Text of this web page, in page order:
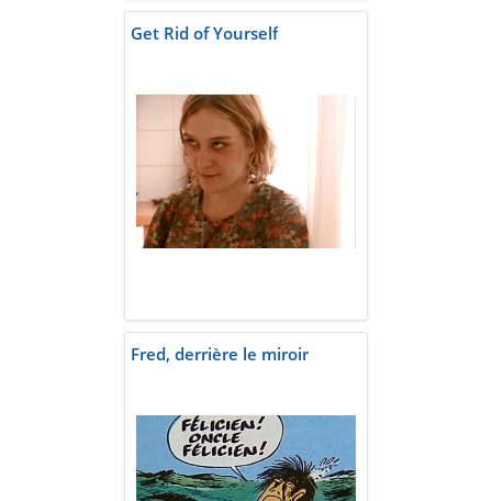
Get Rid of Yourself
Fred, derrière le miroir